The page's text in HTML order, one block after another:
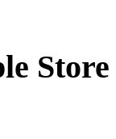
Store